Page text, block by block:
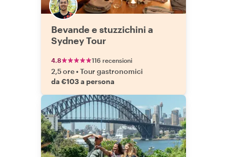
Bevande e stuzzichini a
Sydney Tour
4.8 116 recensioni
2,5 ore•Tour gastronomici
da €103 a persona